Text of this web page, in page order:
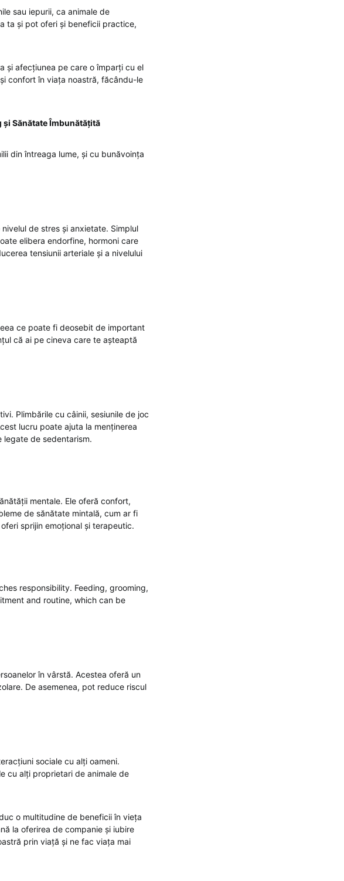
sau iepurii, ca animale de
ta și pot oferi și beneficii practice,
și afecțiunea pe care o împarți cu el
confort în viața noastră, făcându-le
Sănătate Îmbunătățită
din întreaga lume, și cu bunăvoința
de stres și anxietate. Simplul
elibera endorfine, hormoni care
tensiunii arteriale și a nivelului
ce poate fi deosebit de important
că ai pe cineva care te așteaptă
Plimbările cu câinii, sesiunile de joc
lucru poate ajuta la menținerea
legate de sedentarism.
mentale. Ele oferă confort,
de sănătate mintală, cum ar fi
sprijin emoțional și terapeutic.
responsibility. Feeding, grooming,
and routine, which can be
în vârstă. Acestea oferă un
De asemenea, pot reduce riscul
sociale cu alți oameni.
cu alți proprietari de animale de
o multitudine de beneficii în vieța
la oferirea de companie și iubire
prin viață și ne fac viața mai